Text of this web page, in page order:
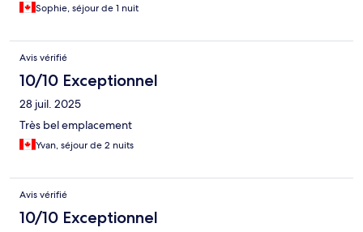
Sophie, séjour de 1 nuit
Avis vérifié
10/10 Exceptionnel
28 juil. 2025
Très bel emplacement
Yvan, séjour de 2 nuits
Avis vérifié
10/10 Exceptionnel